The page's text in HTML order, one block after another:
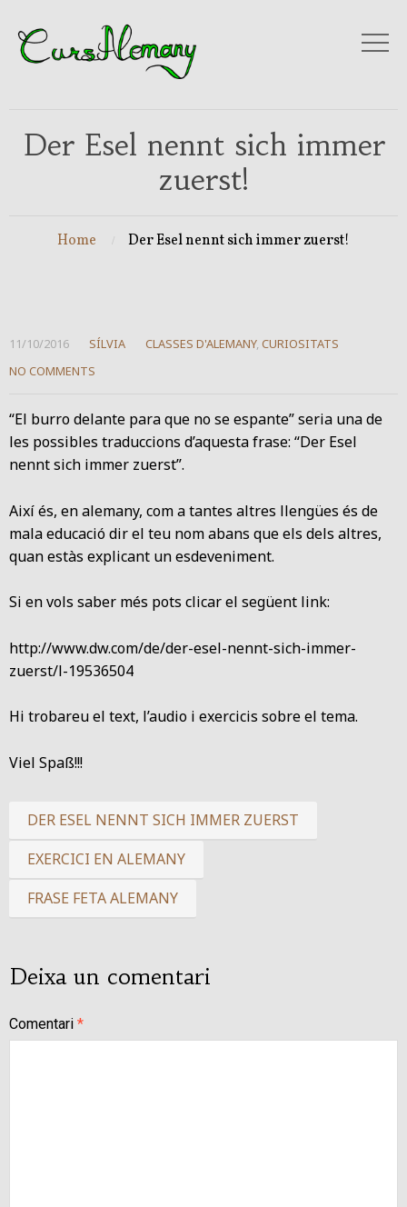
Der Esel nennt sich immer
zuerst!
Home Der Esel nennt sich immer zuerst!
11/10/2016 SÍLVIA CLASSES D'ALEMANY, CURIOSITATS
NO COMMENTS
“El burro delante para que no se espante” seria una de
les possibles traduccions d’aquesta frase: “Der Esel
nennt sich immer zuerst”.
Així és, en alemany, com a tantes altres llengües és de
mala educació dir el teu nom abans que els dels altres,
quan estàs explicant un esdeveniment.
Si en vols saber més pots clicar el següent link:
http://www.dw.com/de/der-esel-nennt-sich-immer-
zuerst/l-19536504
Hi trobareu el text, l’audio i exercicis sobre el tema.
Viel Spaß!!!
DER ESEL NENNT SICH IMMER ZUERST
EXERCICI EN ALEMANY
FRASE FETA ALEMANY
Deixa un comentari
Comentari *